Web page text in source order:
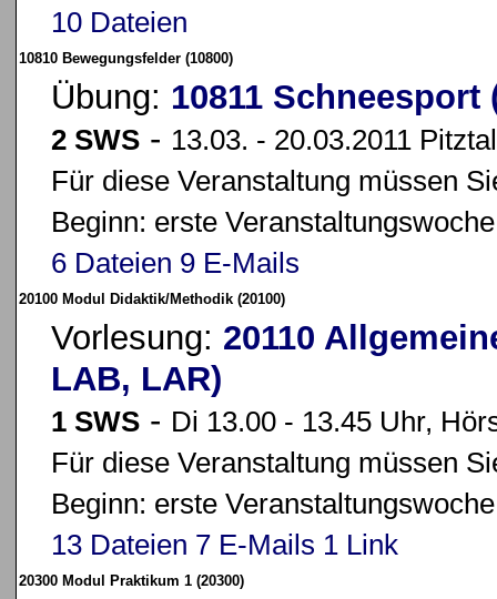
10 Dateien
10810 Bewegungsfelder (10800)
Übung: 10811 Schneesport
2 SWS - 13.03. - 20.03.2011 Pitztal
Für diese Veranstaltung müssen
Beginn: erste Veranstaltungswoche
6 Dateien 9 E-Mails
20100 Modul Didaktik/Methodik (20100)
Vorlesung: 20110
LAB, LAR)
1 SWS - Di 13.00 - 13.45 Uhr,
Für diese Veranstaltung müssen
Beginn: erste Veranstaltungswoche
13 Dateien 7 E-Mails 1 Link
20300 Modul Praktikum 1 (20300)